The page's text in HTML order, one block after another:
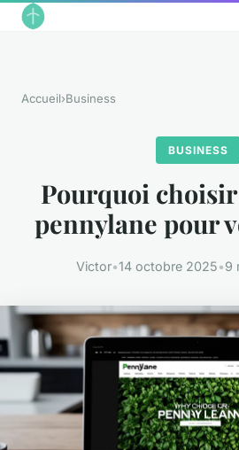
Accueil›Business
BUSINESS
Pourquoi
pennylane pour
Victor•14 octobre 2025•9